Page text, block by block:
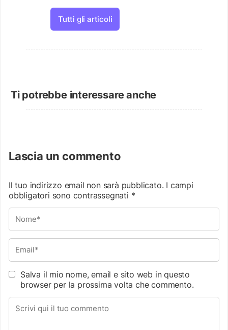
Tutti gli articoli
Ti potrebbe interessare anche
Lascia un commento
Il tuo indirizzo email non sarà pubblicato. I campi
obbligatori sono contrassegnati *
Salva il mio nome, email e sito web in questo
browser per la prossima volta che commento.